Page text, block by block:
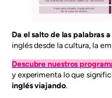
Da el salto de las palabras
inglés desde la cultura, la
Descubre nuestros
y experimenta lo que
inglés viajando.